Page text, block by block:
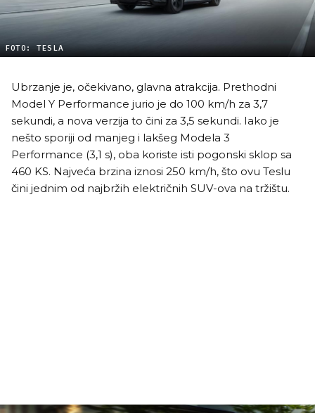
FOTO: TESLA
Ubrzanje je, očekivano, glavna atrakcija. Prethodni
Model Y Performance jurio je do 100 km/h za 3,7
sekundi, a nova verzija to čini za 3,5 sekundi. Iako je
nešto sporiji od manjeg i lakšeg Modela 3
Performance (3,1 s), oba koriste isti pogonski sklop sa
460 KS. Najveća brzina iznosi 250 km/h, što ovu Teslu
čini jednim od najbržih električnih SUV-ova na tržištu.